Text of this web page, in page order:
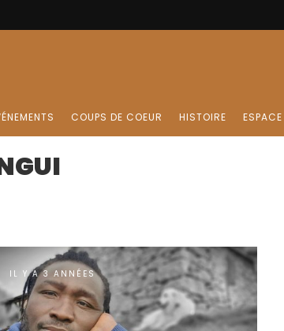
COUPS DE COEUR HISTOIRE
IL Y A 3 ANNÉES